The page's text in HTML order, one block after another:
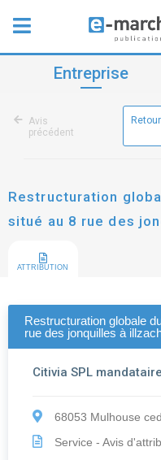
Entreprise
Avis
précédent
Restructuration
situé au 8 rue des
ATTRIBUTION
Restructuration globale
rue des jonquilles à
Citivia SPL
68053 Mulhouse
Service - Avis